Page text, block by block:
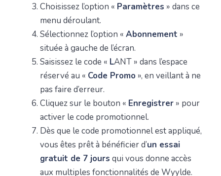
Choisissez l’option « Paramètres » dans ce
menu déroulant.
Sélectionnez l’option « Abonnement »
située à gauche de l’écran.
Saisissez le code « LANT » dans l’espace
réservé au « Code Promo », en veillant à ne
pas faire d’erreur.
Cliquez sur le bouton « Enregistrer » pour
activer le code promotionnel.
Dès que le code promotionnel est appliqué,
vous êtes prêt à bénéficier d’un essai
gratuit de 7 jours qui vous donne accès
aux multiples fonctionnalités de Wyylde.